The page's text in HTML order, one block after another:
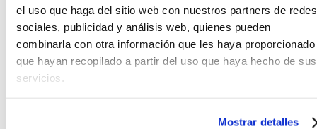
el uso que haga del sitio web con nuestros partners de redes
sociales, publicidad y análisis web, quienes pueden
combinarla con otra información que les haya proporcionado
que hayan recopilado a partir del uso que haya hecho de sus
servicios.
Mostrar detalles
FICHA TÉCNICA Y DIMENSIONES
Dimensiones
6.3 x 7.3 x 3.3 cm (Al x An x Pr)
Marca